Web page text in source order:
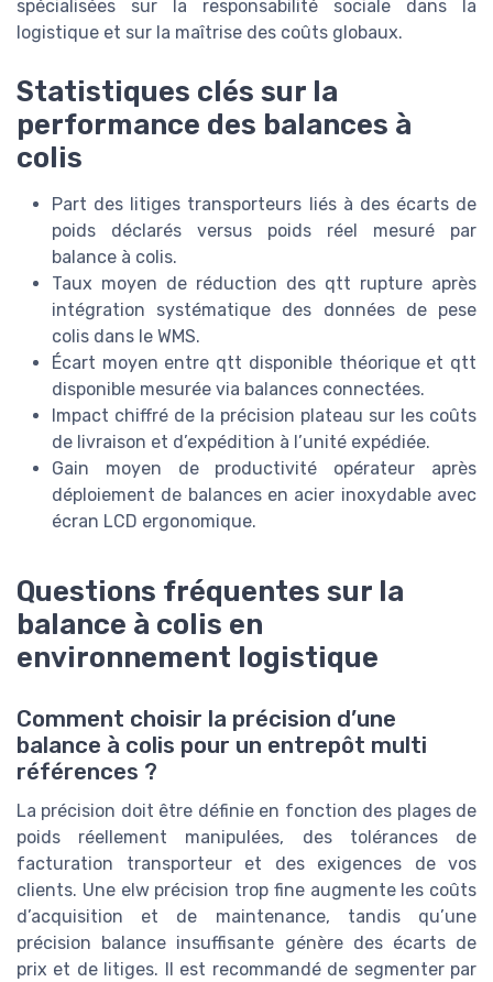
spécialisées sur la responsabilité sociale dans la
logistique et sur la maîtrise des coûts globaux.
Statistiques clés sur la
performance des balances à
colis
Part des litiges transporteurs liés à des écarts de
poids déclarés versus poids réel mesuré par
balance à colis.
Taux moyen de réduction des qtt rupture après
intégration systématique des données de pese
colis dans le WMS.
Écart moyen entre qtt disponible théorique et qtt
disponible mesurée via balances connectées.
Impact chiffré de la précision plateau sur les coûts
de livraison et d’expédition à l’unité expédiée.
Gain moyen de productivité opérateur après
déploiement de balances en acier inoxydable avec
écran LCD ergonomique.
Questions fréquentes sur la
balance à colis en
environnement logistique
Comment choisir la précision d’une
balance à colis pour un entrepôt multi
références ?
La précision doit être définie en fonction des plages de
poids réellement manipulées, des tolérances de
facturation transporteur et des exigences de vos
clients. Une elw précision trop fine augmente les coûts
d’acquisition et de maintenance, tandis qu’une
précision balance insuffisante génère des écarts de
prix et de litiges. Il est recommandé de segmenter par